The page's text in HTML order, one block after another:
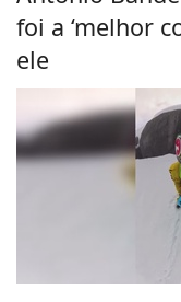
foi a ‘melhor
ele